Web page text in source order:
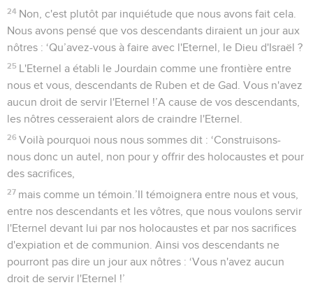
24 Non, c'est plutôt par inquiétude que nous avons fait cela.
Nous avons pensé que vos descendants diraient un jour aux
nôtres : ‘Qu’avez-vous à faire avec l'Eternel, le Dieu d'Israël ?
25 L'Eternel a établi le Jourdain comme une frontière entre
nous et vous, descendants de Ruben et de Gad. Vous n'avez
aucun droit de servir l'Eternel !’A cause de vos descendants,
les nôtres cesseraient alors de craindre l'Eternel.
26 Voilà pourquoi nous nous sommes dit : ‘Construisons-
nous donc un autel, non pour y offrir des holocaustes et pour
des sacrifices,
27 mais comme un témoin.’Il témoignera entre nous et vous,
entre nos descendants et les vôtres, que nous voulons servir
l'Eternel devant lui par nos holocaustes et par nos sacrifices
d'expiation et de communion. Ainsi vos descendants ne
pourront pas dire un jour aux nôtres : ‘Vous n'avez aucun
droit de servir l'Eternel !’